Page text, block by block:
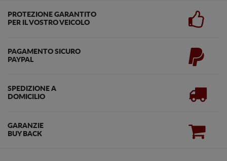
PROTEZIONE GARANTITO
PER IL VOSTRO VEICOLO
PAGAMENTO SICURO
PAYPAL
SPEDIZIONE A
DOMICILIO
GARANZIE
BUY BACK